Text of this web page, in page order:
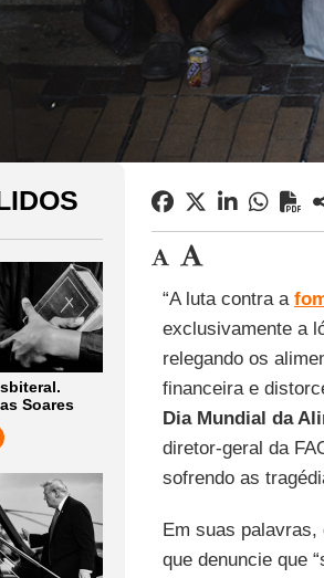
Soares
“A luta contra a
exclusivamente a
relegando os
financeira e
Dia Mundial da
diretor-geral da
sofrendo as
Em suas
que denuncie que